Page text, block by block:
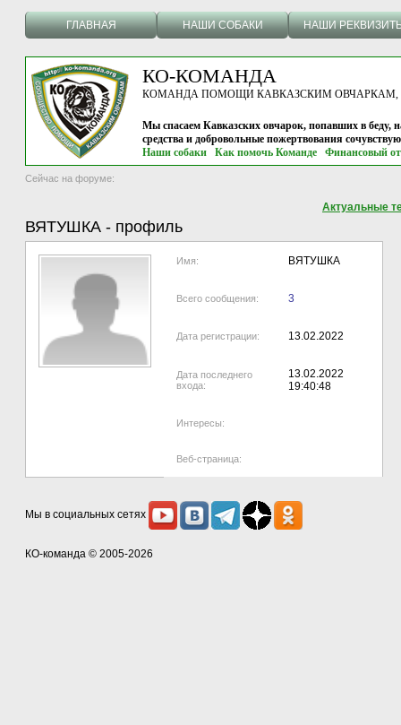
ГЛАВНАЯ НАШИ СОБАКИ НАШИ
КО-КОМАНДА
КОМАНДА ПОМОЩИ КАВКАЗСКИМ ОВЧАРКАМ, г.
Мы спасаем Кавказских овчарок, попавших в беду,
средства и добровольные пожертвования
Наши собаки
Как помочь Команде Финансовый
Сейчас на форуме:
Актуальные
ВЯТУШКА - профиль
Имя: ВЯТУШКА
Всего сообщения: 3
Дата регистрации: 13.02.2022
Дата последнего
входа:
13.02.2022
19:40:48
Интересы:
Веб-страница:
Мы в социальных сетях
КО-команда © 2005-2026